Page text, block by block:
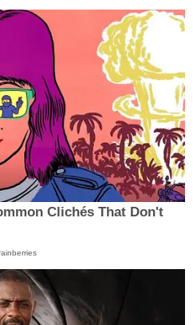
Clichés That Don't